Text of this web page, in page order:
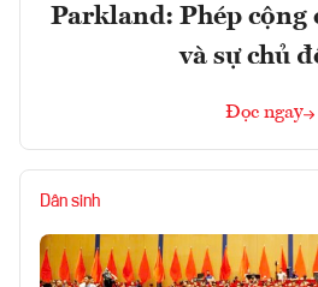
Parkland: Phép cộng
và sự chủ
Đọc ngay
Dân sinh